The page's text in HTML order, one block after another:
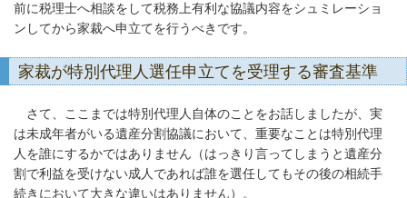
前に税理士へ相談をして税務上有利な協議内容をシュミレーショ
ンしてから家裁へ申立てを行うべきです。
家裁が特別代理人選任申立てを受理する審査基準
さて、ここまでは特別代理人自体のことをお話しましたが、実
は未成年者がいる遺産分割協議において、重要なことは特別代理
人を誰にするかではありません（はっきり言ってしまうと遺産分
割で利益を受けない成人であれば誰を選任してもその後の相続手
続きにおいて大きな違いはありません）。